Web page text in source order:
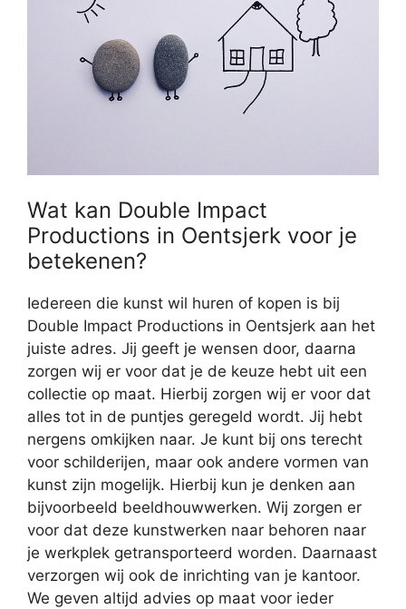
Wat kan Double Impact
Productions in Oentsjerk voor je
betekenen?
Iedereen die kunst wil huren of kopen is bij
Double Impact Productions in Oentsjerk aan het
juiste adres. Jij geeft je wensen door, daarna
zorgen wij er voor dat je de keuze hebt uit een
collectie op maat. Hierbij zorgen wij er voor dat
alles tot in de puntjes geregeld wordt. Jij hebt
nergens omkijken naar. Je kunt bij ons terecht
voor schilderijen, maar ook andere vormen van
kunst zijn mogelijk. Hierbij kun je denken aan
bijvoorbeeld beeldhouwwerken. Wij zorgen er
voor dat deze kunstwerken naar behoren naar
je werkplek getransporteerd worden. Daarnaast
verzorgen wij ook de inrichting van je kantoor.
We geven altijd advies op maat voor ieder